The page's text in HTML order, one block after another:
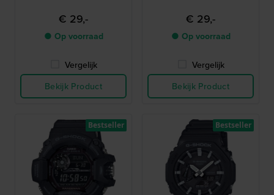
€ 29,-
● Op voorraad
Vergelijk
Bekijk Product
€ 29,-
● Op voorraad
Vergelijk
Bekijk Product
Bestseller Bestseller